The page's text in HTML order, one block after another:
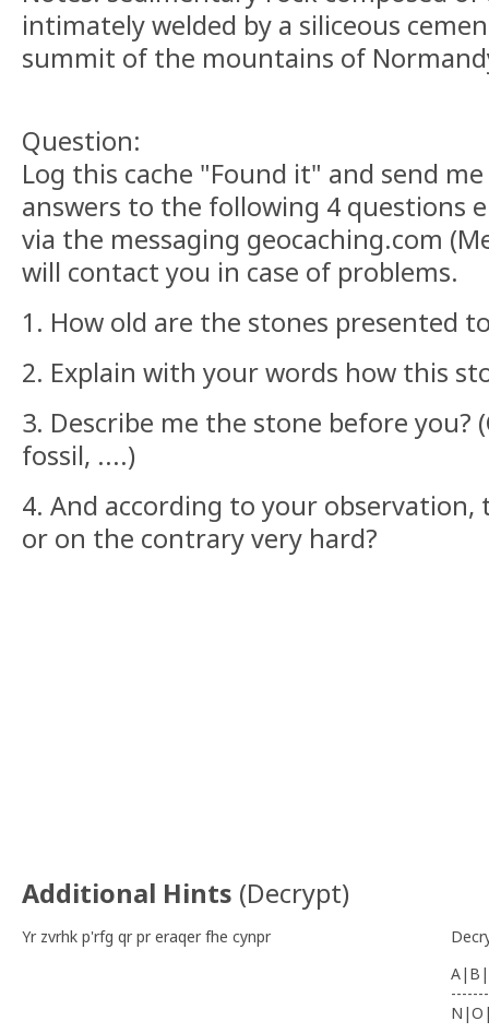
intimately welded by a siliceous
summit of the mountains of
Question:
Log this cache "Found it" and send
answers to the following 4 questions
via the messaging geocaching.com
will contact you in case of problems.
1. How old are the stones presented
2. Explain with your words how this
3. Describe me the stone before you?
fossil, ....)
4. And according to your
or on the contrary very hard?
Additional Hints (Decrypt)
Yr zvrhk p'rfg qr pr eraqer fhe cynpr